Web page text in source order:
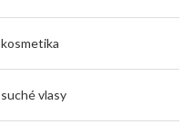
kosmetika
suché vlasy